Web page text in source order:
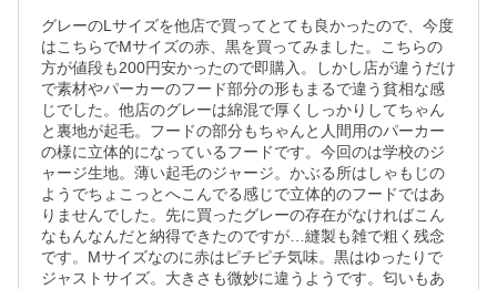
グレーのLサイズを他店で買ってとても良かったので、今度
はこちらでMサイズの赤、黒を買ってみました。こちらの
方が値段も200円安かったので即購入。しかし店が違うだけ
で素材やパーカーのフード部分の形もまるで違う貧相な感
じでした。他店のグレーは綿混で厚くしっかりしてちゃん
と裏地が起毛。フードの部分もちゃんと人間用のパーカー
の様に立体的になっているフードです。今回のは学校のジ
ャージ生地。薄い起毛のジャージ。かぶる所はしゃもじの
ようでちょこっとへこんでる感じで立体的のフードではあ
りませんでした。先に買ったグレーの存在がなければこん
なもんなんだと納得できたのですが…縫製も雑で粗く残念
です。Mサイズなのに赤はピチピチ気味。黒はゆったりで
ジャストサイズ。大きさも微妙に違うようです。匂いもあ